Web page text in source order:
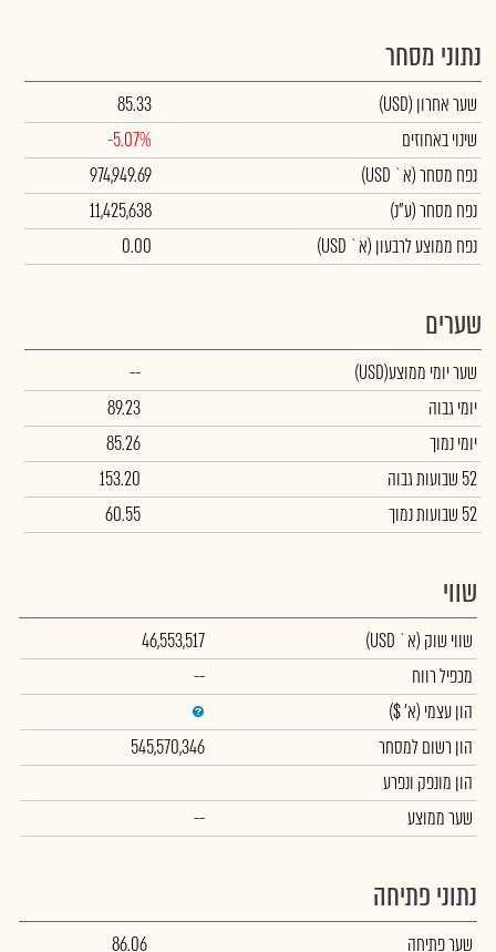
נתוני מסחר
שער אחרון (USD)
85.33
שינוי באחוזים
-5.07%
נפח מסחר(א` USD)
974,949.69
נפח מסחר(ע"נ)
11,425,638
נפח ממוצע לרבעון (א` USD)
0.00
שערים
שער יומי ממוצע(USD)
--
יומי גבוה
89.23
יומי נמוך
85.26
52 שבועות גבוה
153.20
52 שבועות נמוך
60.55
שווי
שווי שוק (א` USD)
46,553,517
מכפיל רווח
--
הון עצמי (א' $)
הון רשום למסחר
545,570,346
הון מונפק ונפרע
שער ממוצע
--
נתוני פתיחה
שער פתיחה 86.06